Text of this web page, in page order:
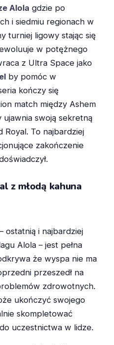
Alola gdzie po
i siedmiu regionach w
turniej ligowy stając się
w potężnego
z Ultra Space jako
by pomóc w
kończy się
match między Ashem
swoją sekretną
Royal. To najbardziej
zakończenie
z młodą kahuna
– ostatnią i najbardziej
Alola – jest pełna
że wyspa nie ma
przeszedł na
zdrowotnych.
ukończyć swojego
skompletować
uczestnictwa w lidze.